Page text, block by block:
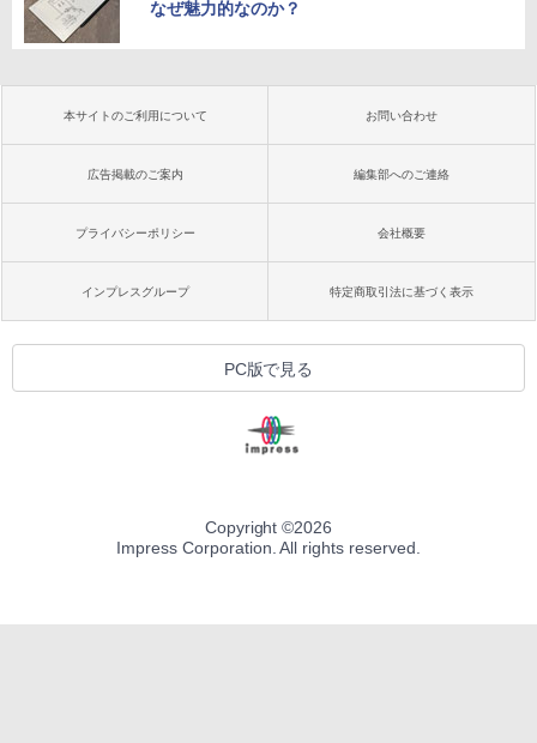
なぜ魅力的なのか？
本サイトのご利用について お問い合わせ
広告掲載のご案内 編集部へのご連絡
プライバシーポリシー 会社概要
インプレスグループ 特定商取引法に基づく表示
PC版で見る
Copyright ©2026
Impress Corporation. All rights reserved.